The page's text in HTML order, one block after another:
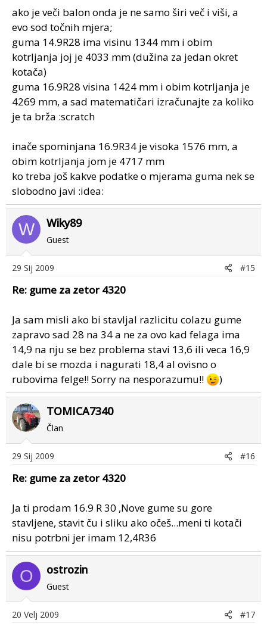
ako je veči balon onda je ne samo širi več i viši, a
evo sod točnih mjera;
guma 14.9R28 ima visinu 1344 mm i obim
kotrljanja joj je 4033 mm (dužina za jedan okret
kotača)
guma 16.9R28 visina 1424 mm i obim kotrljanja je
4269 mm, a sad matematičari izračunajte za koliko
je ta brža :scratch
inače spominjana 16.9R34 je visoka 1576 mm, a
obim kotrljanja jom je 4717 mm
ko treba još kakve podatke o mjerama guma nek se
slobodno javi :idea:
W Wiky89
Guest
29 Sij 2009 #15
Re: gume za zetor 4320
Ja sam misli ako bi stavljal razlicitu colazu gume
zapravo sad 28 na 34 a ne za ovo kad felaga ima
14,9 na nju se bez problema stavi 13,6 ili veca 16,9
dale bi se mozda i nagurati 18,4 al ovisno o
rubovima felge!! Sorry na nesporazumu!!
)
TOMICA7340
Član
29 Sij 2009 #16
Re: gume za zetor 4320
Ja ti prodam 16.9 R 30 ,Nove gume su gore
stavljene, stavit ču i sliku ako očeš...meni ti kotači
nisu potrbni jer imam 12,4R36
O ostrozin
Guest
20 Velj 2009 #17